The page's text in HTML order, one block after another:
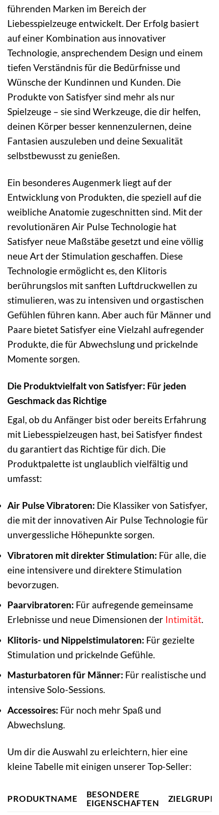
führenden Marken im Bereich der
Liebesspielzeuge entwickelt. Der Erfolg basiert
auf einer Kombination aus innovativer
Technologie, ansprechendem Design und einem
tiefen Verständnis für die Bedürfnisse und
Wünsche der Kundinnen und Kunden. Die
Produkte von Satisfyer sind mehr als nur
Spielzeuge – sie sind Werkzeuge, die dir helfen,
deinen Körper besser kennenzulernen, deine
Fantasien auszuleben und deine Sexualität
selbstbewusst zu genießen.
Ein besonderes Augenmerk liegt auf der
Entwicklung von Produkten, die speziell auf die
weibliche Anatomie zugeschnitten sind. Mit der
revolutionären Air Pulse Technologie hat
Satisfyer neue Maßstäbe gesetzt und eine völlig
neue Art der Stimulation geschaffen. Diese
Technologie ermöglicht es, den Klitoris
berührungslos mit sanften Luftdruckwellen zu
stimulieren, was zu intensiven und orgastischen
Gefühlen führen kann. Aber auch für Männer und
Paare bietet Satisfyer eine Vielzahl aufregender
Produkte, die für Abwechslung und prickelnde
Momente sorgen.
Die Produktvielfalt von Satisfyer: Für jeden
Geschmack das Richtige
Egal, ob du Anfänger bist oder bereits Erfahrung
mit Liebesspielzeugen hast, bei Satisfyer findest
du garantiert das Richtige für dich. Die
Produktpalette ist unglaublich vielfältig und
umfasst:
Air Pulse Vibratoren: Die Klassiker von Satisfyer,
die mit der innovativen Air Pulse Technologie für
unvergessliche Höhepunkte sorgen.
Vibratoren mit direkter Stimulation: Für alle, die
eine intensivere und direktere Stimulation
bevorzugen.
Paarvibratoren: Für aufregende gemeinsame
Erlebnisse und neue Dimensionen der Intimität.
Klitoris- und Nippelstimulatoren: Für gezielte
Stimulation und prickelnde Gefühle.
Masturbatoren für Männer: Für realistische und
intensive Solo-Sessions.
Accessoires: Für noch mehr Spaß und
Abwechslung.
Um dir die Auswahl zu erleichtern, hier eine
kleine Tabelle mit einigen unserer Top-Seller:
PRODUKTNAME
BESONDERE
EIGENSCHAFTEN